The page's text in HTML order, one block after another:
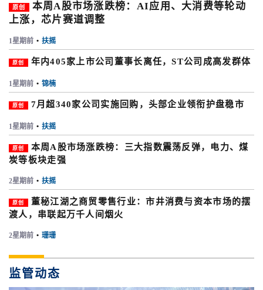
原创
本周A股市场涨跌榜：AI应用、大消费等轮动
上涨，芯片赛道调整
1星期前 • 扶摇
原创 年内405家上市公司董事长离任，ST公司成高发群体
1星期前 • 锦楠
原创 7月超340家公司实施回购，头部企业领衔护盘稳市
1星期前 • 扶摇
原创
本周A股市场涨跌榜：三大指数震荡反弹，电力、煤
炭等板块走强
2星期前 • 扶摇
原创
董秘江湖之商贸零售行业：市井消费与资本市场的摆
渡人，串联起万千人间烟火
2星期前 • 珊珊
监管动态